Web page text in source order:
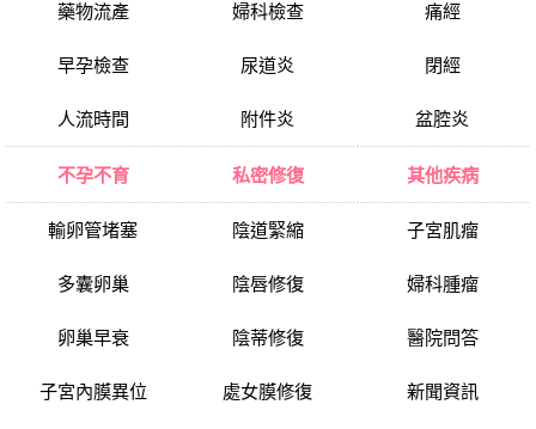
藥物流產
早孕檢查
人流時間
婦科檢查
尿道炎
附件炎
痛經
閉經
盆腔炎
不孕不育
輸卵管堵塞
多囊卵巢
卵巢早衰
子宮內膜異位
私密修復
陰道緊縮
陰唇修復
陰蒂修復
處女膜修復
其他疾病
子宮肌瘤
婦科腫瘤
醫院問答
新聞資訊